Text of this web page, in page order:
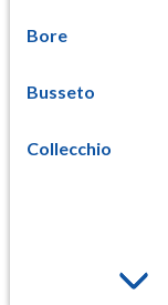
Bore
Busseto
Collecchio